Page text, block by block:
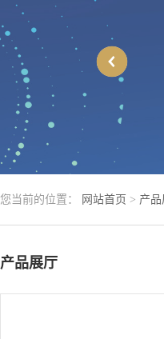
您当前的位置： 网站首页 > 产品
产品展厅